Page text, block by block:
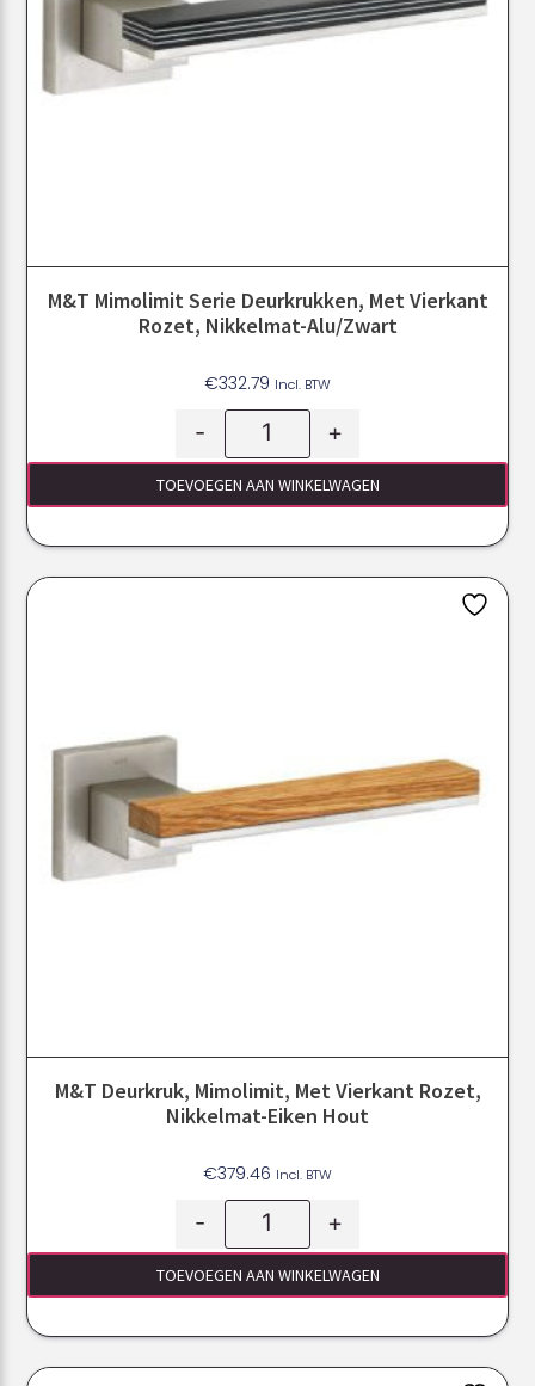
M&T Mimolimit Serie Deurkrukken, Met Vierkant
Rozet, Nikkelmat-Alu/Zwart
€332.79 Incl. BTW
- +
TOEVOEGEN AAN WINKELWAGEN
M&T Deurkruk, Mimolimit, Met Vierkant Rozet,
Nikkelmat-Eiken Hout
€379.46 Incl. BTW
- +
TOEVOEGEN AAN WINKELWAGEN